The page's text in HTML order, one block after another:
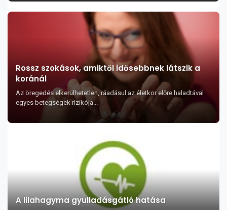
Rossz szokások, amiktől idősebbnek látszik a
koránál
Az öregedés elkerülhetetlen, ráadásul az életkor előre haladtával
egyes betegségek rizikója...
A lilahagyma gyulladásgátló hatása